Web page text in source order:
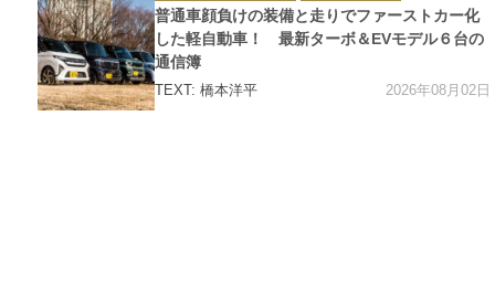
ゴ
リ
ー
普通車顔負けの装備と走りでファーストカー化
した軽自動車！ 最新ターボ＆EVモデル６台の
通信簿
TEXT: 橋本洋平 2026年08月02日